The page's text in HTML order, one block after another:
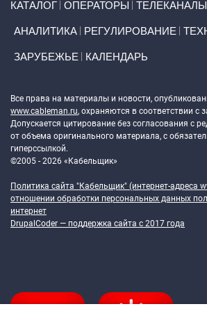
КАТАЛОГ ОПЕРАТОРЫ ТЕЛЕКАНАЛЫ
АНАЛИТИКА РЕГУЛИРОВАНИЕ
ЗАРУБЕЖЬЕ КАЛЕНДАРЬ
Все права на материалы и новости,
www.cableman.ru, охраняются в соответствии с
Допускается цитирование без согласования с
от объема оригинального материала, с
гиперссылкой.
©2005 - 2026 «Кабельщик»
Политика сайта "Кабельщик" (интернет-адреса
отношении обработки персональных данных
интернет
DrupalCoder — поддержка сайта c 2017 года